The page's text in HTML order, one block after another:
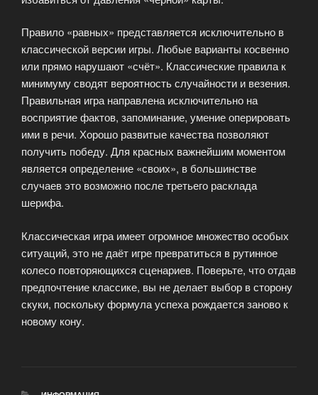
Правило «равных» представляется исключительно в
классической версии игры. Любые варианты косвенно
или прямо нарушают «счёт». Классические правила к
минимуму сводят вероятность случайности и везения.
Правильная игра направлена исключительно на
восприятие фактов, запоминание, умение оперировать
ими в речи. Хорошо развитые качества позволяют
получить победу. Для красных важнейшим моментом
является определение «своих», в большинстве
случаев это возможно после третьего расклада
шерифа.
Классическая игра имеет огромное множество особых
ситуаций, это не даёт игре превратиться в рутинное
колесо повторяющихся сценариев. Поверьте, что отдав
предпочтение классике, вы не делает выбор в сторону
скуки, поскольку формула успеха рождается заново к
новому кону.